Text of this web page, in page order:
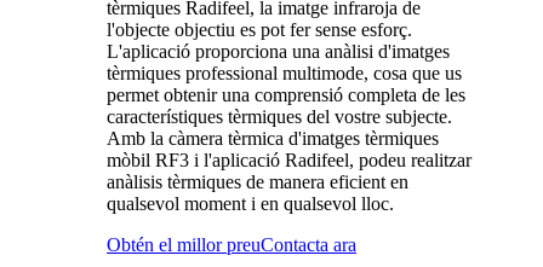
tèrmiques Radifeel, la imatge infraroja de
l'objecte objectiu es pot fer sense esforç.
L'aplicació proporciona una anàlisi d'imatges
tèrmiques professional multimode, cosa que us
permet obtenir una comprensió completa de les
característiques tèrmiques del vostre subjecte.
Amb la càmera tèrmica d'imatges tèrmiques
mòbil RF3 i l'aplicació Radifeel, podeu realitzar
anàlisis tèrmiques de manera eficient en
qualsevol moment i en qualsevol lloc.
Obtén el millor preuContacta ara